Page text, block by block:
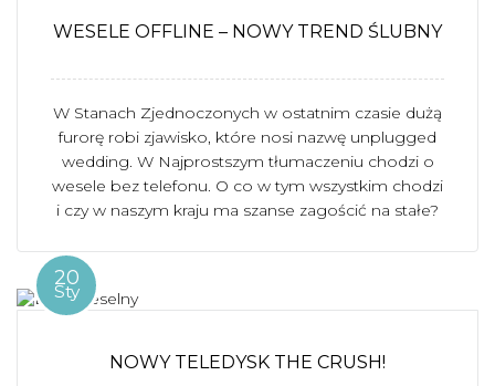
WESELE OFFLINE – NOWY TREND ŚLUBNY
W Stanach Zjednoczonych w ostatnim czasie dużą
furorę robi zjawisko, które nosi nazwę unplugged
wedding. W Najprostszym tłumaczeniu chodzi o
wesele bez telefonu. O co w tym wszystkim chodzi
i czy w naszym kraju ma szanse zagościć na stałe?
20
Sty
NOWY TELEDYSK THE CRUSH!